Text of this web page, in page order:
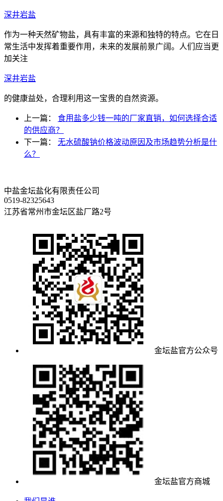
深井岩盐
作为一种天然矿物盐，具有丰富的来源和独特的特点。它在日
常生活中发挥着重要作用，未来的发展前景广阔。人们应当更
加关注
深井岩盐
的健康益处，合理利用这一宝贵的自然资源。
上一篇： 食用盐多少钱一吨的厂家直销，如何选择合适
的供应商？
下一篇： 无水硫酸钠价格波动原因及市场趋势分析是什
么？
中盐金坛盐化有限责任公司
0519-82325643
江苏省常州市金坛区盐厂路2号
金坛盐官方公众号
金坛盐官方商城